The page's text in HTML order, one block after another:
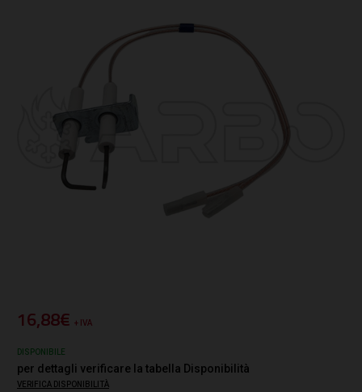
16,88€ + IVA
DISPONIBILE
per dettagli verificare la tabella Disponibilità
VERIFICA DISPONIBILITÀ